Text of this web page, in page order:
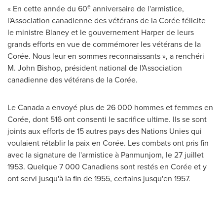
« En cette année du 60e anniversaire de l'armistice,
l'Association canadienne des vétérans de la Corée félicite
le ministre Blaney et le gouvernement Harper de leurs
grands efforts en vue de commémorer les vétérans de la
Corée. Nous leur en sommes reconnaissants », a renchéri
M. John Bishop, président national de l'Association
canadienne des vétérans de la Corée.
Le Canadaa envoyé plus de 26 000 hommes et femmes en
Corée, dont 516 ont consenti le sacrifice ultime. Ils se sont
joints aux efforts de 15 autres pays des Nations Unies qui
voulaient rétablir la paix en Corée. Les combats ont pris fin
avec la signature de l'armistice à Panmunjom, le 27 juillet
1953. Quelque 7 000 Canadiens sont restés en Corée et y
ont servi jusqu'à la fin de 1955, certains jusqu'en 1957.